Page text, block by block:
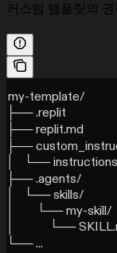
커스텀 템플릿의
my-template/
├── .replit
├── replit.md
├──
│   └──
├── .agents/
│   └── skills/
│       └── my-skill/
│           └──
└── ...